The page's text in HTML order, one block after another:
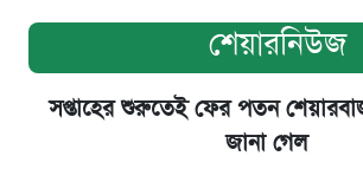
শেয়ারনিউজ
সপ্তাহের শুরুতেই ফের পতন
জানা গেল